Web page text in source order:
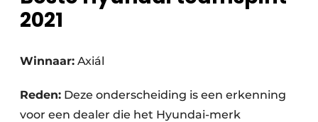
2021
Winnaar: Axiál
Reden: Deze onderscheiding is een erkenning
voor een dealer die het Hyundai-merk